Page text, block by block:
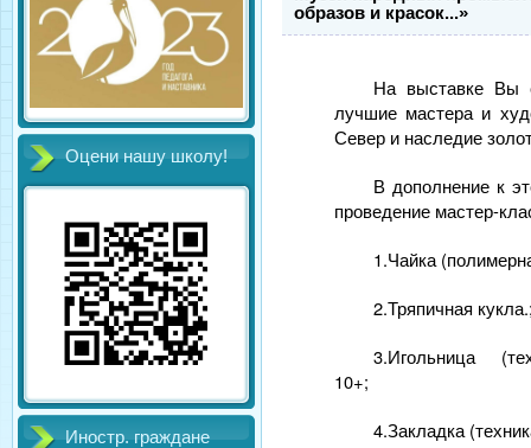
Оцени нашу школу!
Иностр. граждане
образов и красок...»
На выставке Вы
лучшие мастера и
Север и наследие
В дополнение к
проведение мастер-
1.Чайка
2.Тряпичная
3.Игольница
10+;
4.Закладка